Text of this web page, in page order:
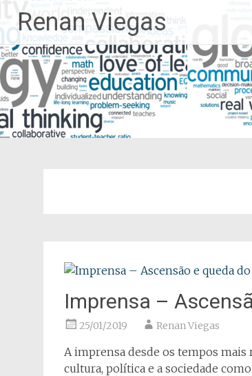
para
o
conteúdo
Renan Viegas
Imprensa –
25/01/2019 Renan Viegas
A imprensa desde os tempos
cultura, política e a sociedade